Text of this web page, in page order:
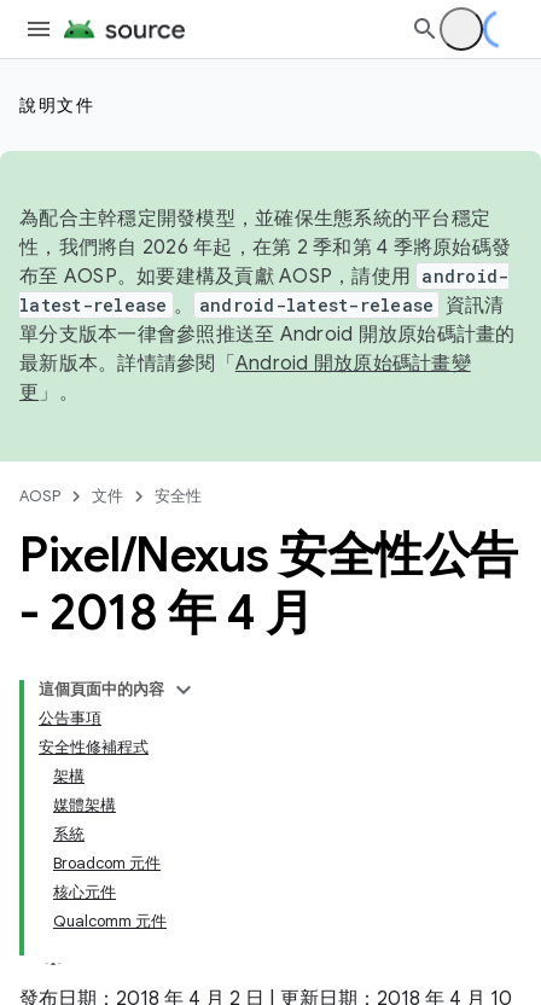
說明文件
為配合主幹穩定開發模型，並確保生態系統的平台穩定
性，我們將自 2026 年起，在第 2 季和第 4 季將原始碼發
布至 AOSP。如要建構及貢獻 AOSP，請使用 android-
latest-release 。 android-latest-release
資訊清
單分支版本一律會參照推送至 Android 開放原始碼計畫的
最新版本。詳情請參閱「 Android 開放原始碼計畫變
更 」。
AOSP 文件 安全性
Pixel/Nexus 安全性公告
- 2018 年 4 月
這個頁面中的內容
公告事項
安全性修補程式
架構
媒體架構
系統
Broadcom 元件
核心元件
Qualcomm 元件
發布日期：2018 年 4 月 2 日 | 更新日期：2018 年 4 月 10